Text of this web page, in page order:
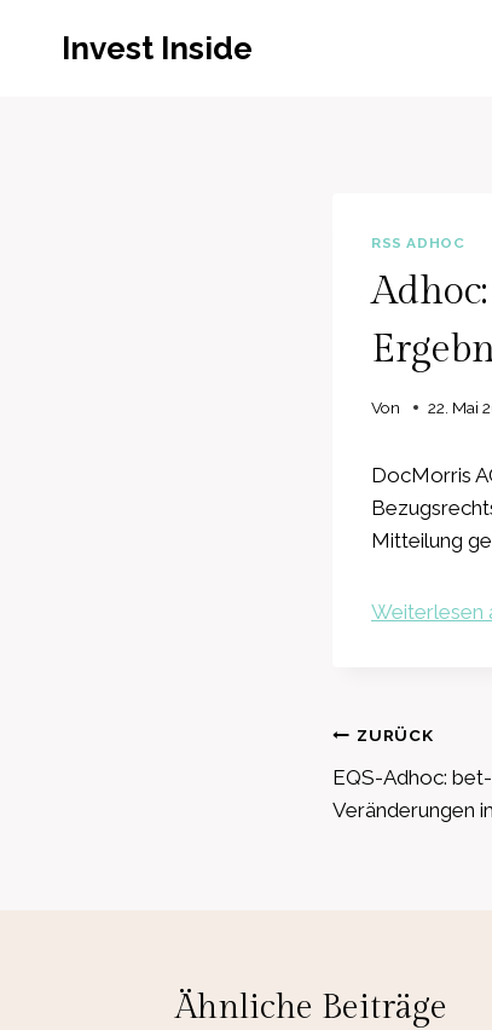
Invest Inside
RSS ADHOC
Von 22. Mai
DocMorris
Mitteilung
Weiterlesen
ZURÜCK
EQS-Adhoc:
Veränderungen
Ähnliche Beiträge